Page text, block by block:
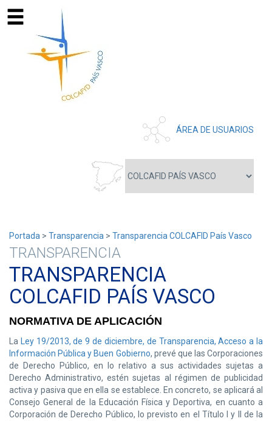
ÁREA DE USUARIOS
Portada > Transparencia > Transparencia COLCAFID País Vasco
TRANSPARENCIA
TRANSPARENCIA
COLCAFID PAÍS VASCO
NORMATIVA DE APLICACIÓN
La
Ley 19/2013, de 9 de diciembre, de Transparencia, Acceso a la
Información Pública y Buen Gobierno, prevé que las Corporaciones
de Derecho Público, en lo relativo a sus actividades sujetas a
Derecho Administrativo, estén sujetas al régimen de publicidad
activa y pasiva que en ella se establece. En concreto, se aplicará al
Consejo General de la Educación Física y Deportiva, en cuanto a
Corporación de Derecho Público, lo previsto en el Título I y II de la